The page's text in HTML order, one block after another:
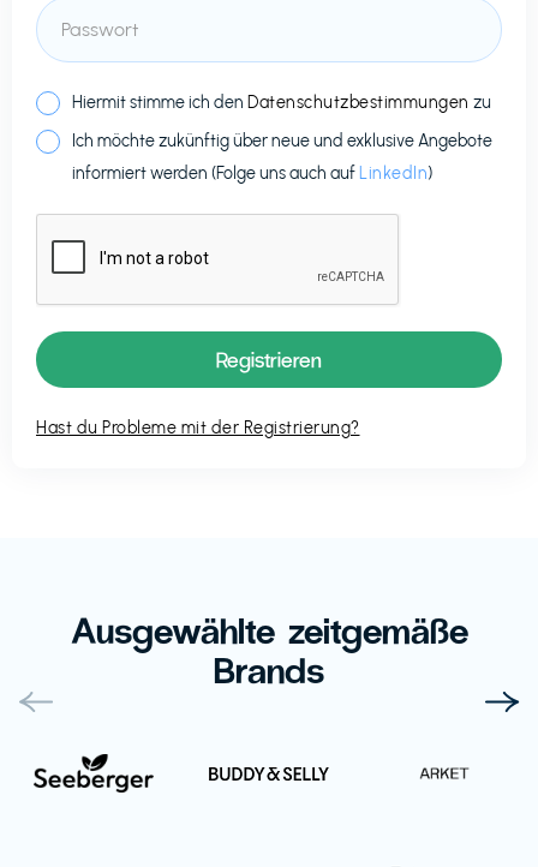
Hiermit stimme ich den Datenschutzbestimmungen zu
Ich möchte zukünftig über neue und exklusive Angebote
informiert werden (Folge uns auch auf LinkedIn)
Hast du Probleme mit der Registrierung?
Ausgewählte zeitgemäße
Brands